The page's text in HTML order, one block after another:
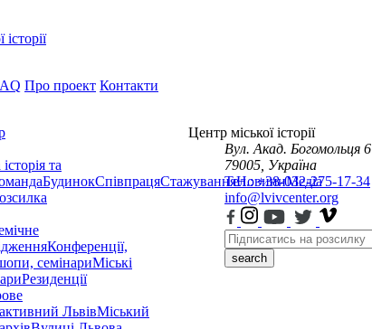
Про проект Контакти
та
БудинокСпівпрацяСтажуванняНовиниМедіа
Конференції,
семінариМіські
Резиденції
ЛьвівМіський
Центр міської історії
Вул. Акад. Богомольця 6
79005, Україна
Тел.: +38-032-275-17-34
info@lvivcenter.org
search